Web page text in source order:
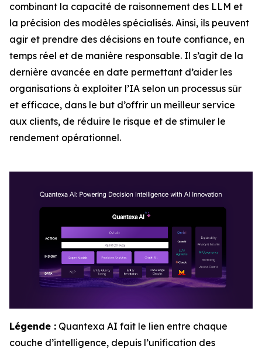
combinant la capacité de raisonnement des LLM et
la précision des modèles spécialisés. Ainsi, ils peuvent
agir et prendre des décisions en toute confiance, en
temps réel et de manière responsable. Il s’agit de la
dernière avancée en date permettant d’aider les
organisations à exploiter l’IA selon un processus sûr
et efficace, dans le but d’offrir un meilleur service
aux clients, de réduire le risque et de stimuler le
rendement opérationnel.
Légende : Quantexa AI fait le lien entre chaque
couche d’intelligence, depuis l’unification des